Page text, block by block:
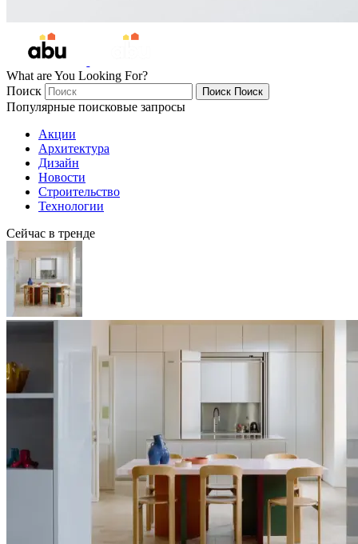
What are You Looking For?
Поиск
Поиск Поиск
Популярные поисковые запросы
Акции
Архитектура
Дизайн
Новости
Строительство
Технологии
Сейчас в тренде